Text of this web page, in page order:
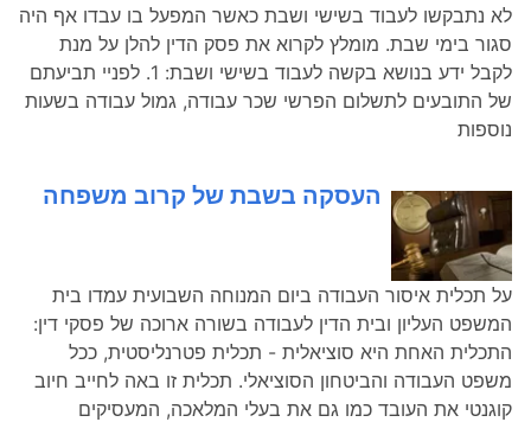
לא נתבקשו לעבוד בשישי ושבת כאשר המפעל בו עבדו אף היה
סגור בימי שבת. מומלץ לקרוא את פסק הדין להלן על מנת
לקבל ידע בנושא בקשה לעבוד בשישי ושבת: 1. לפניי תביעתם
של התובעים לתשלום הפרשי שכר עבודה, גמול עבודה בשעות
נוספות
העסקה בשבת של קרוב משפחה
על תכלית איסור העבודה ביום המנוחה השבועית עמדו בית
המשפט העליון ובית הדין לעבודה בשורה ארוכה של פסקי דין:
התכלית האחת היא סוציאלית - תכלית פטרנליסטית, ככל
משפט העבודה והביטחון הסוציאלי. תכלית זו באה לחייב חיוב
קוגנטי את העובד כמו גם את בעלי המלאכה, המעסיקים